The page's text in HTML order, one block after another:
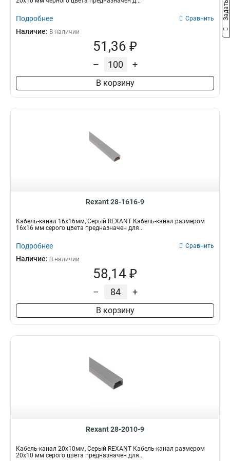
Подробнее Сравнить
Наличие: В наличии
51,36 ₽
– +
В корзину
Rexant 28-1616-9
Кабель-канал 16х16мм, Серый REXANT Кабель-канал размером
16х16 мм серого цвета предназначен для...
Подробнее Сравнить
Наличие: В наличии
58,14 ₽
– +
В корзину
Rexant 28-2010-9
Кабель-канал 20х10мм, Серый REXANT Кабель-канал размером
20х10 мм серого цвета предназначен для...